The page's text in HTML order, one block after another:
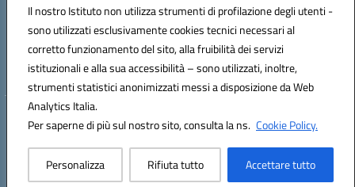
Il nostro Istituto non utilizza strumenti di profilazione degli utenti -
sono utilizzati esclusivamente cookies tecnici necessari al
corretto funzionamento del sito, alla fruibilità dei servizi
istituzionali e alla sua accessibilità – sono utilizzati, inoltre,
strumenti statistici anonimizzati messi a disposizione da Web
Analytics Italia.
Per saperne di più sul nostro sito, consulta la ns. Cookie Policy.
Personalizza Rifiuta tutto Accettare tutto
Codice fiscale: 93063510619
Codice meccanografico:CEIS014005
Codice Indice delle Pubbliche Amministrazioni (IPA): istsc_ceis014005
Codice unico di fatturazione (CUF): UOU8EW
Hosting & Powered by 3D Solution S.r.l.
Concept & Design by Designers Italia